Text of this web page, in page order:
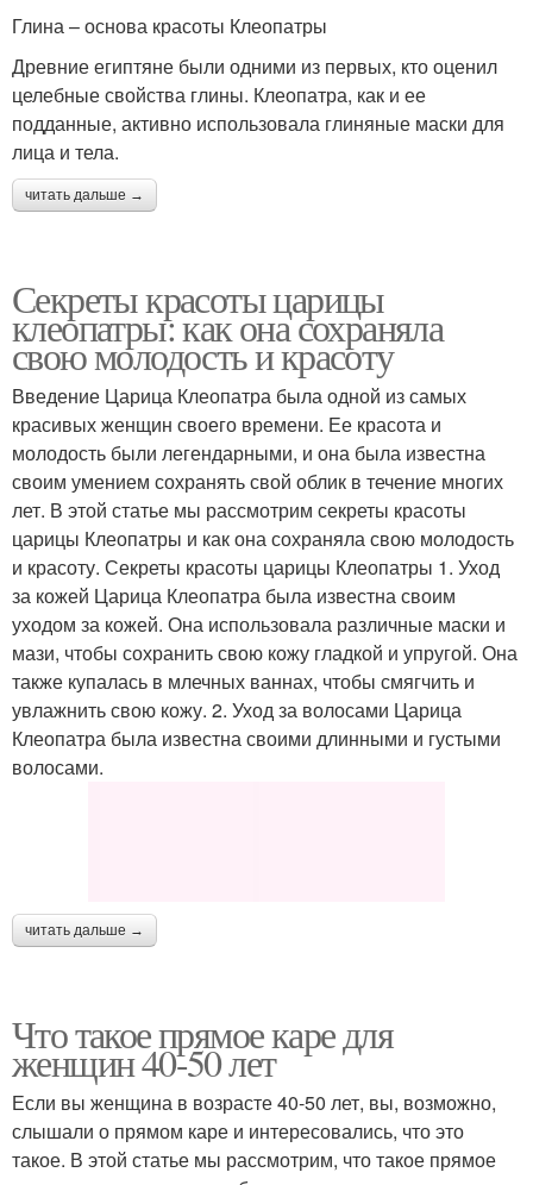
Глина – основа красоты Клеопатры
Древние египтяне были одними из первых, кто оценил
целебные свойства глины. Клеопатра, как и ее
подданные, активно использовала глиняные маски для
лица и тела.
читать дальше →
Секреты красоты царицы
клеопатры: как она сохраняла
свою молодость и красоту
Введение Царица Клеопатра была одной из самых
красивых женщин своего времени. Ее красота и
молодость были легендарными, и она была известна
своим умением сохранять свой облик в течение многих
лет. В этой статье мы рассмотрим секреты красоты
царицы Клеопатры и как она сохраняла свою молодость
и красоту. Секреты красоты царицы Клеопатры 1. Уход
за кожей Царица Клеопатра была известна своим
уходом за кожей. Она использовала различные маски и
мази, чтобы сохранить свою кожу гладкой и упругой. Она
также купалась в млечных ваннах, чтобы смягчить и
увлажнить свою кожу. 2. Уход за волосами Царица
Клеопатра была известна своими длинными и густыми
волосами.
читать дальше →
Что такое прямое каре для
женщин 40-50 лет
Если вы женщина в возрасте 40-50 лет, вы, возможно,
слышали о прямом каре и интересовались, что это
такое. В этой статье мы рассмотрим, что такое прямое